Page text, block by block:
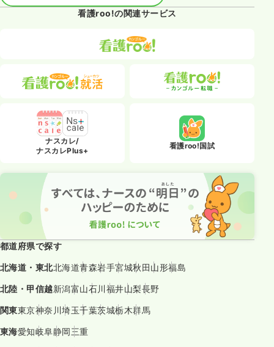
看護roo!の関連サービス
ナスカレ/
ナスカレPlus+
看護roo!国試
都道府県で探す
北海道・東北北海道青森岩手宮城秋田山形福島
北陸・甲信越新潟富山石川福井山梨長野
関東東京神奈川埼玉千葉茨城栃木群馬
東海愛知岐阜静岡三重